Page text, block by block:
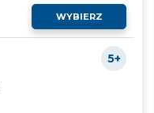
WYBIERZ
5+